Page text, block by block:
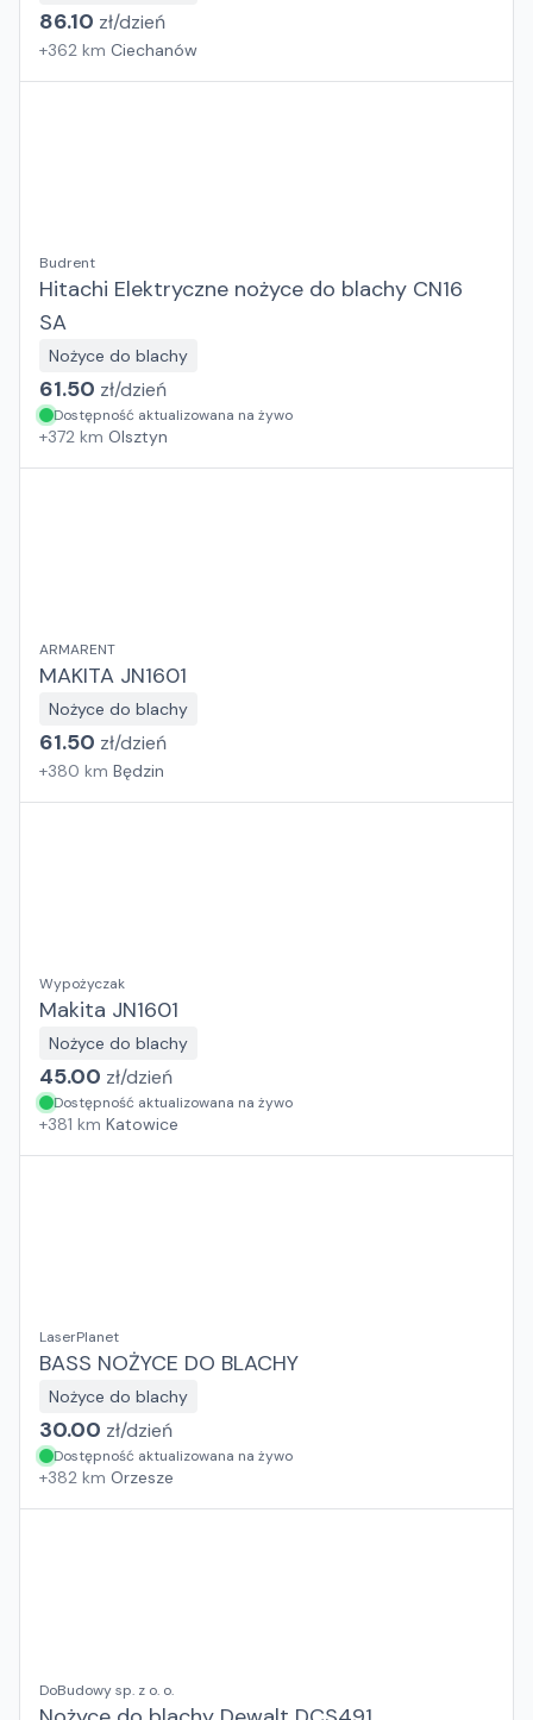
86.10 zł/dzień
+362 km Ciechanów
Budrent
Hitachi Elektryczne nożyce do blachy CN16
SA
Nożyce do blachy
61.50 zł/dzień
Dostępność aktualizowana na żywo
+372 km Olsztyn
ARMARENT
MAKITA JN1601
Nożyce do blachy
61.50 zł/dzień
+380 km Będzin
Wypożyczak
Makita JN1601
Nożyce do blachy
45.00 zł/dzień
Dostępność aktualizowana na żywo
+381 km Katowice
LaserPlanet
BASS NOŻYCE DO BLACHY
Nożyce do blachy
30.00 zł/dzień
Dostępność aktualizowana na żywo
+382 km Orzesze
DoBudowy sp. z o. o.